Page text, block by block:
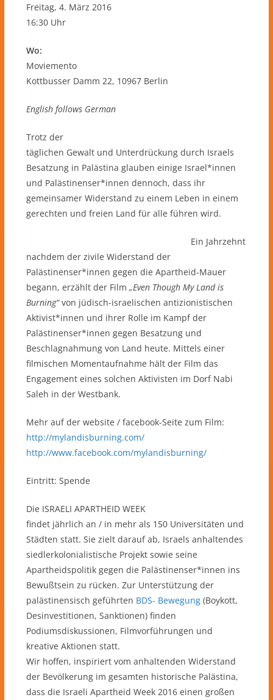
Freitag, 4. März 2016
16:30 Uhr
Wo:
Moviemento
Kottbusser Damm 22, 10967 Berlin
English follows German
Trotz der
täglichen Gewalt und Unterdrückung durch Israels
Besatzung in Palästina glauben einige Israel*innen
und Palästinenser*innen dennoch, dass ihr
gemeinsamer Widerstand zu einem Leben in einem
gerechten und freien Land für alle führen wird.
Ein Jahrzehnt
nachdem der zivile Widerstand der
Palästinenser*innen gegen die Apartheid-Mauer
begann, erzählt der Film „Even Though My Land is
Burning“von jüdisch-israelischen antizionistischen
Aktivist*innen und ihrer Rolle im Kampf der
Palästinenser*innen gegen Besatzung und
Beschlagnahmung von Land heute. Mittels einer
filmischen Momentaufnahme hält der Film das
Engagement eines solchen Aktivisten im Dorf Nabi
Saleh in der Westbank.
Mehr auf der website / facebook-Seite zum Film:
http://mylandisburning.com/
http://www.facebook.com/mylandisburning/
Eintritt: Spende
Die ISRAELI APARTHEID WEEK
findet jährlich an / in mehr als 150 Universitäten und
Städten statt. Sie zielt darauf ab, Israels anhaltendes
siedlerkolonialistische Projekt sowie seine
Apartheidspolitik gegen die Palästinenser*innen ins
Bewußtsein zu rücken. Zur Unterstützung der
palästinensisch geführten BDS- Bewegung(Boykott,
Desinvestitionen, Sanktionen) finden
Podiumsdiskussionen, Filmvorführungen und
kreative Aktionen statt.
Wir hoffen, inspiriert vom anhaltenden Widerstand
der Bevölkerung im gesamten historische Palästina,
dass die Israeli Apartheid Week 2016 einen großen